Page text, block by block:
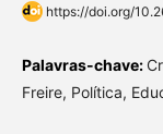
https://doi.org/
Palavras-chave:
Freire, Política,